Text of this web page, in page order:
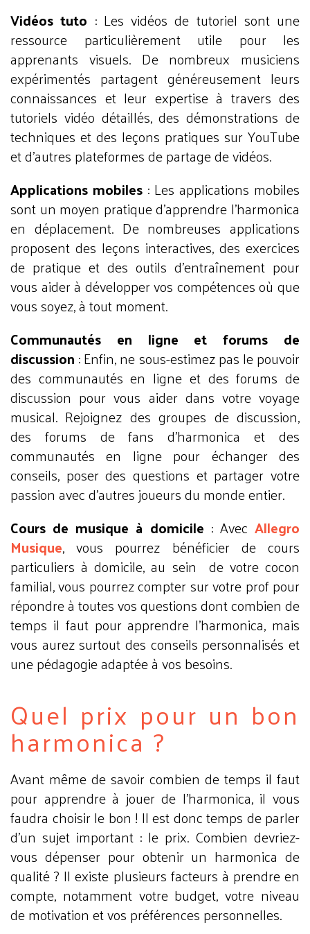
Vidéos tuto : Les vidéos de tutoriel sont une
ressource particulièrement utile pour les
apprenants visuels. De nombreux musiciens
expérimentés partagent généreusement leurs
connaissances et leur expertise à travers des
tutoriels vidéo détaillés, des démonstrations de
techniques et des leçons pratiques sur YouTube
et d'autres plateformes de partage de vidéos.
Applications mobiles : Les applications mobiles
sont un moyen pratique d'apprendre l'harmonica
en déplacement. De nombreuses applications
proposent des leçons interactives, des exercices
de pratique et des outils d'entraînement pour
vous aider à développer vos compétences où que
vous soyez, à tout moment.
Communautés en ligne et forums de
discussion: Enfin, ne sous-estimez pas le pouvoir
des communautés en ligne et des forums de
discussion pour vous aider dans votre voyage
musical. Rejoignez des groupes de discussion,
des forums de fans d'harmonica et des
communautés en ligne pour échanger des
conseils, poser des questions et partager votre
passion avec d'autres joueurs du monde entier.
Cours de musique à domicile : AvecAllegro
Musique, vous pourrez bénéficier de cours
particuliers à domicile, au sein de votre cocon
familial, vous pourrez compter sur votre prof pour
répondre à toutes vos questions dont combien de
temps il faut pour apprendre l'harmonica, mais
vous aurez surtout des conseils personnalisés et
une pédagogie adaptée à vos besoins.
Quel prix pour un bon
harmonica ?
Avant même de savoir combien de temps il faut
pour apprendre à jouer de l'harmonica, il vous
faudra choisir le bon ! Il est donc temps de parler
d'un sujet important : le prix. Combien devriez-
vous dépenser pour obtenir un harmonica de
qualité ? Il existe plusieurs facteurs à prendre en
compte, notamment votre budget, votre niveau
de motivation et vos préférences personnelles.